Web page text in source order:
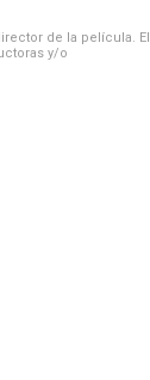
de la película. El
y/o